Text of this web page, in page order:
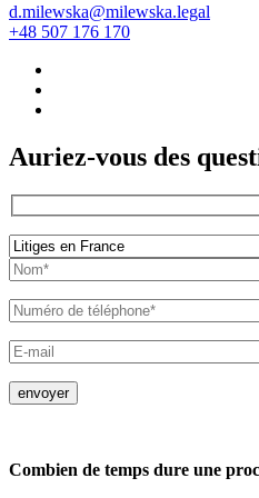
d.milewska@milewska.legal
+48 507 176 170
Auriez-vous des
envoyer
Combien de temps dure une